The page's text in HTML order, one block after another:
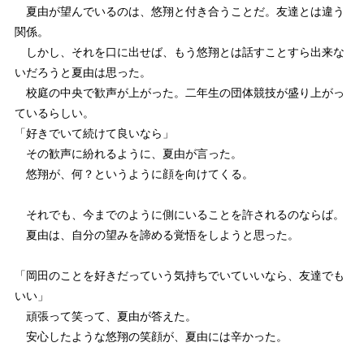
夏由が望んでいるのは、悠翔と付き合うことだ。友達とは違う
関係。
しかし、それを口に出せば、もう悠翔とは話すことすら出来な
いだろうと夏由は思った。
校庭の中央で歓声が上がった。二年生の団体競技が盛り上がっ
ているらしい。
「好きでいて続けて良いなら」
その歓声に紛れるように、夏由が言った。
悠翔が、何？というように顔を向けてくる。
それでも、今までのように側にいることを許されるのならば。
夏由は、自分の望みを諦める覚悟をしようと思った。
「岡田のことを好きだっていう気持ちでいていいなら、友達でも
いい」
頑張って笑って、夏由が答えた。
安心したような悠翔の笑顔が、夏由には辛かった。